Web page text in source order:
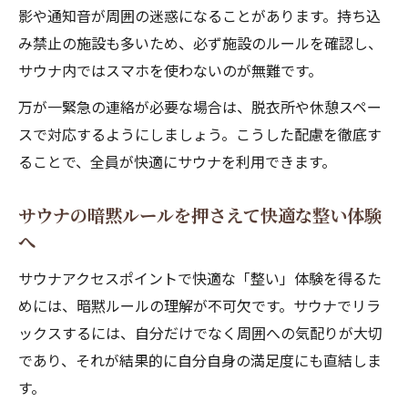
影や通知音が周囲の迷惑になることがあります。持ち込
み禁止の施設も多いため、必ず施設のルールを確認し、
サウナ内ではスマホを使わないのが無難です。
万が一緊急の連絡が必要な場合は、脱衣所や休憩スペー
スで対応するようにしましょう。こうした配慮を徹底す
ることで、全員が快適にサウナを利用できます。
サウナの暗黙ルールを押さえて快適な整い体験
へ
サウナアクセスポイントで快適な「整い」体験を得るた
めには、暗黙ルールの理解が不可欠です。サウナでリラ
ックスするには、自分だけでなく周囲への気配りが大切
であり、それが結果的に自分自身の満足度にも直結しま
す。